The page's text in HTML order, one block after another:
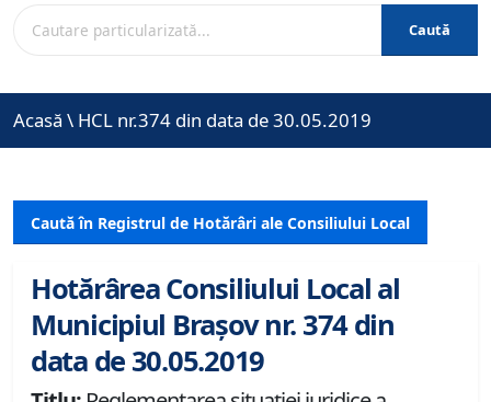
Caută
Acasă \ HCL nr.374 din data de 30.05.2019
Caută în Registrul de Hotărâri ale Consiliului Local
Hotărârea Consiliului Local al
Municipiul Brașov nr. 374 din
data de 30.05.2019